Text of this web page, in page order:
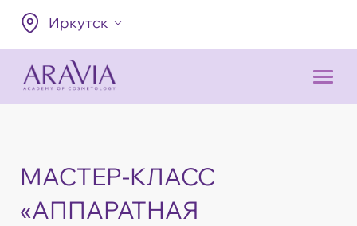
Иркутск
МАСТЕР-КЛАСС
«АППАРАТНАЯ